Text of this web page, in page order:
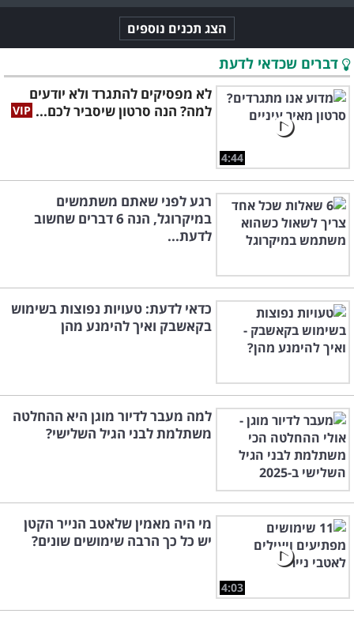
הצג תכנים נוספים
דברים שכדאי לדעת
4:44
לא מפסיקים להתגרד ולא יודעים
למה? הנה סרטון שיסביר לכם...
רגע לפני שאתם משתמשים
במיקרוגל, הנה 6 דברים שחשוב
לדעת...
כדאי לדעת: טעויות נפוצות בשימוש
בקאשבק ואיך להימנע מהן
למה מעבר לדיור מוגן היא ההחלטה
משתלמת לבני הגיל השלישי?
4:03
מי היה מאמין שלאטב הנייר הקטן
יש כל כך הרבה שימושים שונים?